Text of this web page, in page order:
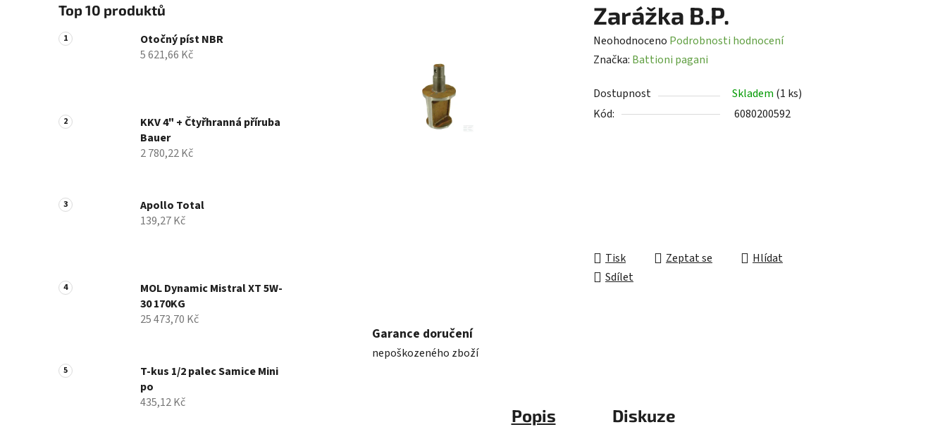
o
s
t
n
n
e
Top 10 produktů
Otočný píst NBR
5 621,66 Kč
KKV 4" + Čtyřhranná příruba
Bauer
2 780,22 Kč
Apollo Total
139,27 Kč
MOL Dynamic Mistral XT 5W-
30 170KG
25 473,70 Kč
T-kus 1/2 palec Samice Mini
po
435,12 Kč
Zarážka B.P.
Průměrné
hodnocení
je
0,0
Neohodnoceno Podrobnosti hodnocení
Značka: Battioni pagani
Dostupnost Skladem (1 ks)
Kód:
6080200592
Tisk Zeptat se
Hlídat
Sdílet
Garance doručení
nepoškozeného zboží
Popis Diskuze